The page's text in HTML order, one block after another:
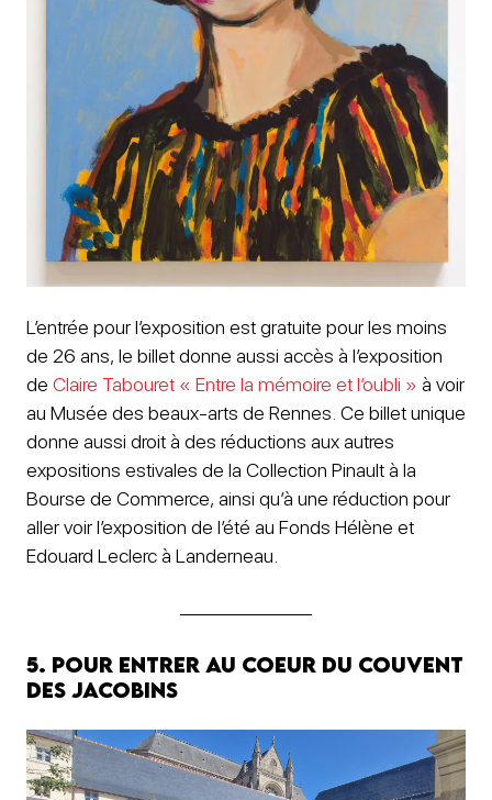
L’entrée pour l’exposition est gratuite pour les moins
de 26 ans, le billet donne aussi accès à l’exposition
de Claire Tabouret « Entre la mémoire et l’oubli » à voir
au Musée des beaux-arts de Rennes. Ce billet unique
donne aussi droit à des réductions aux autres
expositions estivales de la Collection Pinault à la
Bourse de Commerce, ainsi qu’à une réduction pour
aller voir l’exposition de l’été au Fonds Hélène et
Edouard Leclerc à Landerneau.
5. Pour entrer au coeur du Couvent
des Jacobins